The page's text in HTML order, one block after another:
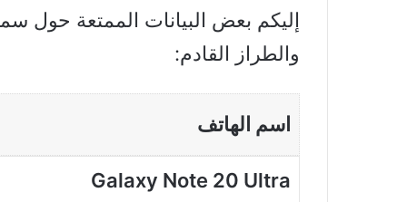
والطراز القادم:
اسم الهاتف
Galaxy Note 20 Ultra